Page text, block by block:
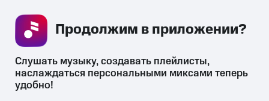
СКАЧАТЬ ПРИЛОЖЕНИЕ
Слушать музыку, создавать плейлисты,
наслаждаться персональными миксами теперь
удобно!